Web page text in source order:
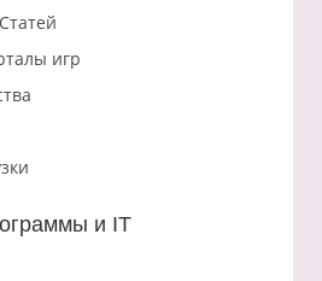
игр
и IT